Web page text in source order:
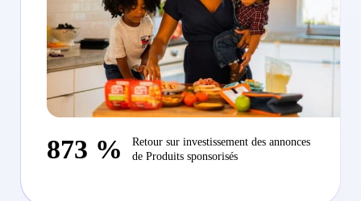
873 %
Retour sur investissement des annonces
de Produits sponsorisés